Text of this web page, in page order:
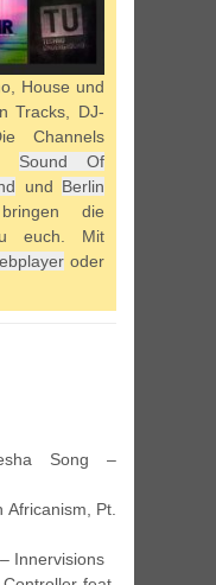
House und
Tracks, DJ-
Channels
Sound Of
und Berlin
die
euch. Mit
oder
Song –
Pt.
Innervisions